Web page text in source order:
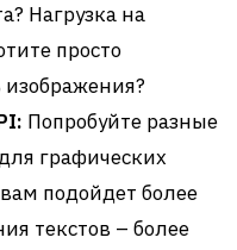
Нагрузка на
просто
Попробуйте разные
графических
подойдет более
текстов – более